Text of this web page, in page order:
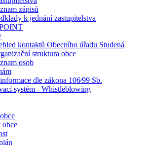
zápisů
k jednání zastupitelstva
kontaktů Obecního úřadu Studená
struktura obce
osob
dle zákona 106⁄99 Sb.
systém - Whistleblowing
obce